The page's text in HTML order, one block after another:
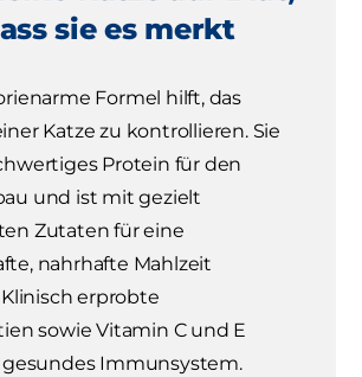
sie es merkt
Formel hilft, das
Katze zu kontrollieren. Sie
Protein für den
und ist mit gezielt
Zutaten für eine
nahrhafte Mahlzeit
erprobte
sowie Vitamin C und E
Immunsystem.